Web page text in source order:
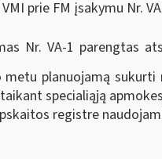
prie FM įsakymu Nr.
Nr. VA-1 parengtas
planuojamą
specialiąją
registre